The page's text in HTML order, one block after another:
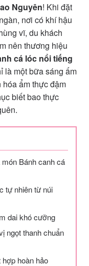
Nguyên! Khi đặt
nơi có khí hậu
vĩ, du khách
nên thương hiệu
cá lóc nổi tiếng
là một bữa sáng ấm
ẩm thực đậm
biết bao thực
Bánh canh cá
tự nhiên từ núi
dai khó cưỡng
ngọt thanh chuẩn
hoàn hảo